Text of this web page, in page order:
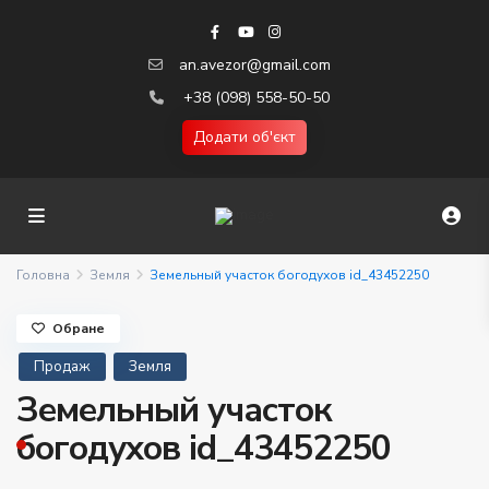
an.avezor@gmail.com
+38 (098) 558-50-50
Додати об'єкт
Головна Земля Земельный участок богодухов id_43452250
Продаж Земля
Земельный участок
богодухов id_43452250
Обране